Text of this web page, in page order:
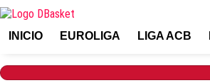
INICIO EUROLIGA LIGA ACB